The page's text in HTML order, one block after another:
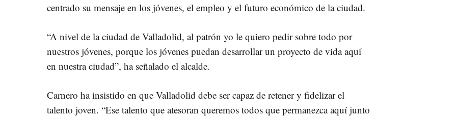
centrado su mensaje en los jóvenes, el empleo y el futuro económico de la ciudad.
“A nivel de la ciudad de Valladolid, al patrón yo le quiero pedir sobre todo por
nuestros jóvenes, porque los jóvenes puedan desarrollar un proyecto de vida aquí
en nuestra ciudad”, ha señalado el alcalde.
Carnero ha insistido en que Valladolid debe ser capaz de retener y fidelizar el
talento joven. “Ese talento que atesoran queremos todos que permanezca aquí junto